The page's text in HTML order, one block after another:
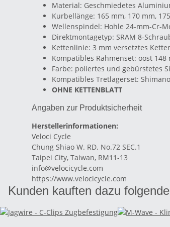
Material: Geschmiedetes
Kurbellänge: 165 mm, 170 mm,
Wellenspindel: Hohle 24-mm-Cr-
Direktmontagetyp: SRAM 8-
Kettenlinie: 3 mm versetztes
Kompatibles Rahmenset: oost 148
Farbe: poliertes und gebürstetes
Kompatibles Tretlagerset:
OHNE KETTENBLATT
Angaben zur Produktsicherheit
Herstellerinformationen:
Veloci Cycle
Chung Shiao W. RD. No.72 SEC.1
Taipei City, Taiwan, RM11-13
info@velocicycle.com
https://www.velocicycle.com
Kunden kauften dazu